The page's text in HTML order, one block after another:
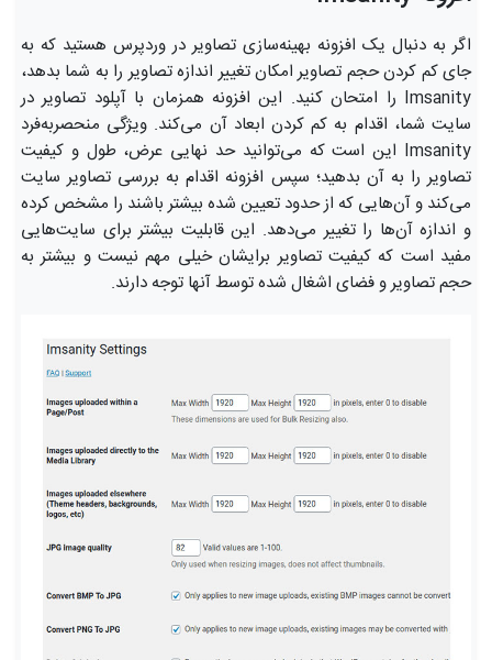
اگر به دنبال یک افزونه بهینه‌سازی تصاویر در وردپرس هستید که به
‌جای کم کردن حجم تصاویر امکان تغییر اندازه تصاویر را به شما بدهد،
Imsanity را امتحان کنید. این افزونه همزمان با آپلود تصاویر در
سایت شما، اقدام به کم کردن ابعاد آن می‌کند. ویژگی منحصربه‌فرد
Imsanity این است که می‌توانید حد نهایی عرض، طول و کیفیت
تصاویر را به آن بدهید؛ سپس افزونه اقدام به بررسی تصاویر سایت
می‌کند و آن‌هایی که از حدود تعیین ‌شده بیشتر باشند را مشخص کرده
و اندازه آن‌ها را تغییر می‌دهد. این قابلیت بیشتر برای سایت‌هایی
مفید است که کیفیت تصاویر برایشان خیلی مهم نیست و بیشتر به
حجم تصاویر و فضای اشغال شده توسط آنها توجه دارند.